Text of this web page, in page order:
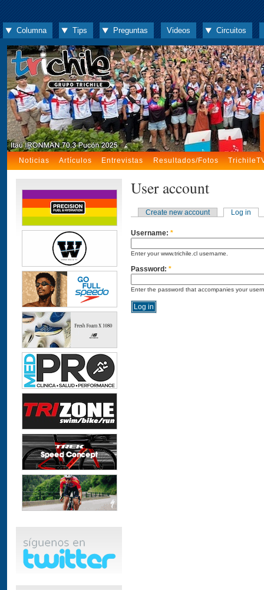
Columna Tips Preguntas Videos Circuitos
Noticias Artículos Entrevistas Resultados/Fotos
User account
Create new account Log in
Username: *
Enter your www.trichile.cl username.
Password: *
Enter the password that accompanies your